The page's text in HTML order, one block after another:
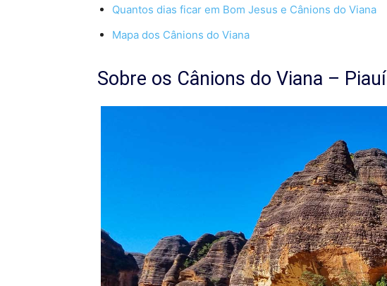
Quantos dias ficar em Bom Jesus e Cânions do Viana
Mapa dos Cânions do Viana
Sobre os Cânions do Viana – Piauí